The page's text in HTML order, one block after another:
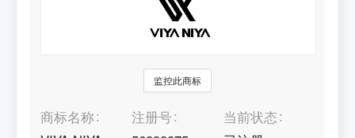
监控此商标
商标名称
注册号
当前状态